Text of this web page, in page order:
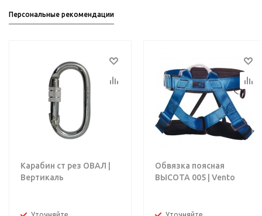
Персональные рекомендации
Карабин ст рез ОВАЛ |
Вертикаль
Обвязка поясная
ВЫСОТА 005 | Vento